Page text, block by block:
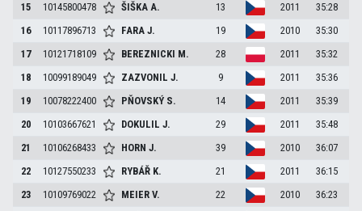
15
10145800478 ŠIŠKAA. 13 2011
35:28
16
10117896713 FARAJ. 19 2010
35:30
17
10121718109 BEREZNICKI M. 28 2011
35:32
18
10099189049 ZAZVONILJ. 9 2011
35:36
19
10078222400 PŇOVSKÝ S. 14 2011
35:39
20
10103667621 DOKULILJ. 29 2011
35:48
21
10106268433 HORNJ. 39 2010
36:07
22
10127550233 RYBÁŘ K. 21 2011
36:15
23
10109769022 MEIERV. 22 2010
36:23